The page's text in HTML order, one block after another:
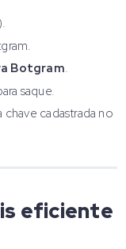
Botgram.
saque.
chave cadastrada no
eficiente